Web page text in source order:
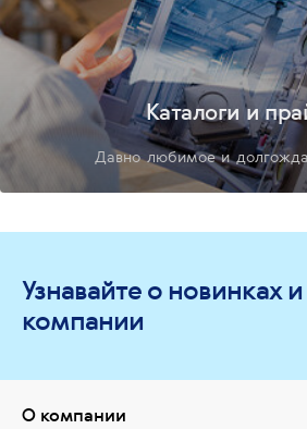
Каталоги и
Давно любимое и
Узнавайте о новинках
компании
О компании